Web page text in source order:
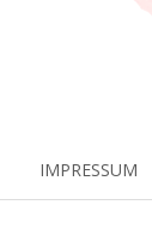
IMPRESSUM